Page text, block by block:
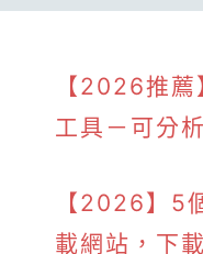
【2026推
工具－可分
【2026】5
載網站，下